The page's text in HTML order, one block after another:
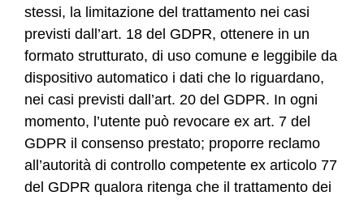
stessi, la limitazione del trattamento nei casi
previsti dall’art. 18 del GDPR, ottenere in un
formato strutturato, di uso comune e leggibile da
dispositivo automatico i dati che lo riguardano,
nei casi previsti dall’art. 20 del GDPR. In ogni
momento, l’utente può revocare ex art. 7 del
GDPR il consenso prestato; proporre reclamo
all’autorità di controllo competente ex articolo 77
del GDPR qualora ritenga che il trattamento dei